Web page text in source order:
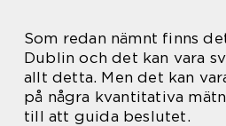
Som redan nämnt finns
Dublin och det kan vara
allt detta. Men det kan
på några kvantitativa
till att guida beslutet.